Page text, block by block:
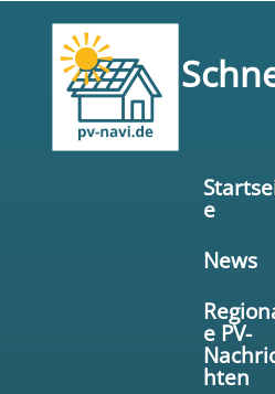
e
News
e PV-
hten